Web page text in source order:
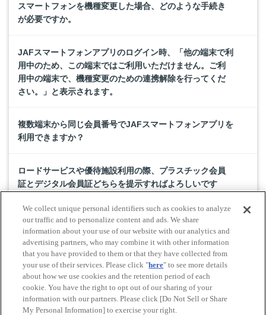
スマートフォンを機種変更した場合、どのような手続き
が必要ですか。
JAFスマートフォンアプリのログイン時、「他の端末で利
用中のため、この端末ではご利用いただけません。ご利
用中の端末で、機種変更のための連携解除を行ってくだ
さい。」と表示されます。
複数端末から同じ会員番号でJAFスマートフォンアプリを
利用できますか？
ロードサービスや優待施設利用の際、プラスチック会員
証とデジタル会員証どちらを提示すればよろしいです
JAFスマートフォンアプリがあれば、プラスチック会員証
は破棄してもよいですか？
Do Not Sell or Share My Personal Information
© All rights reserved. JAF
We collect unique personal identifiers such as cookies to analyze
our traffic and to personalize content and ads. We share
information about your use of our website with our analytics and
advertising partners, who may combine it with other information
that you have provided to them or that they have collected from
your use of their services. Please click "here" to see more details
about how we use cookies and the retention period of each
cookie. You have the right to opt out of our sharing of your
information with our partners. Please click [Do Not Sell or Share
My Personal Information] to exercise your right.